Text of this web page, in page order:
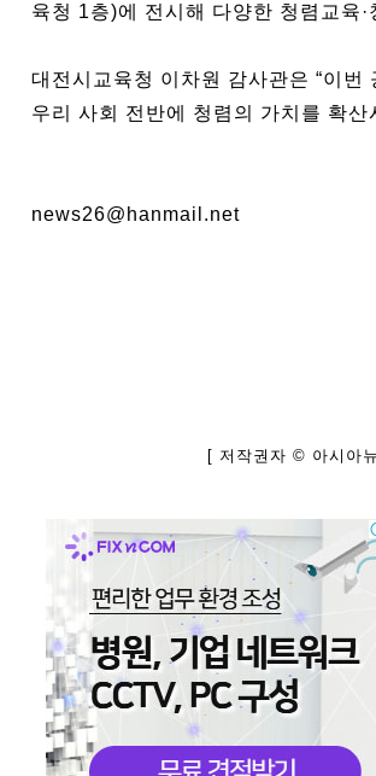
육청 1층)에 전시해 다양한 청렴교육
대전시교육청 이차원 감사관은 “이번
우리 사회 전반에 청렴의 가치를 확
news26@hanmail.net
[ 저작권자 © 아시아